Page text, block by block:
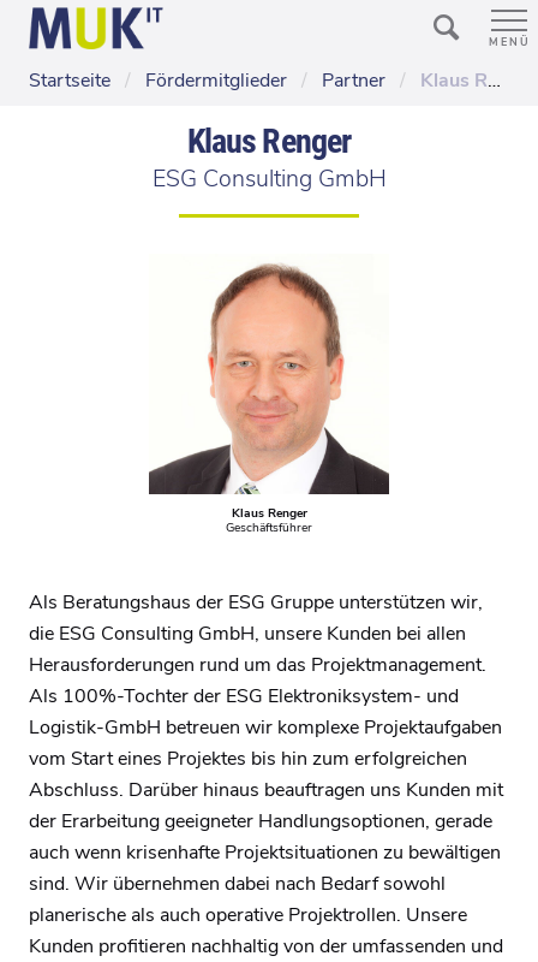
MENÜ
Startseite / Fördermitglieder / Partner / Klaus Renger, ESG Consulting GmbH
Klaus Renger
ESG Consulting GmbH
Klaus Renger
Geschäftsführer
Als Beratungshaus der ESG Gruppe unterstützen wir,
die ESG Consulting GmbH, unsere Kunden bei allen
Herausforderungen rund um das Projektmanagement.
Als 100%-Tochter der ESG Elektroniksystem- und
Logistik-GmbH betreuen wir komplexe Projektaufgaben
vom Start eines Projektes bis hin zum erfolgreichen
Abschluss. Darüber hinaus beauftragen uns Kunden mit
der Erarbeitung geeigneter Handlungsoptionen, gerade
auch wenn krisenhafte Projektsituationen zu bewältigen
sind. Wir übernehmen dabei nach Bedarf sowohl
planerische als auch operative Projektrollen. Unsere
Kunden profitieren nachhaltig von der umfassenden und